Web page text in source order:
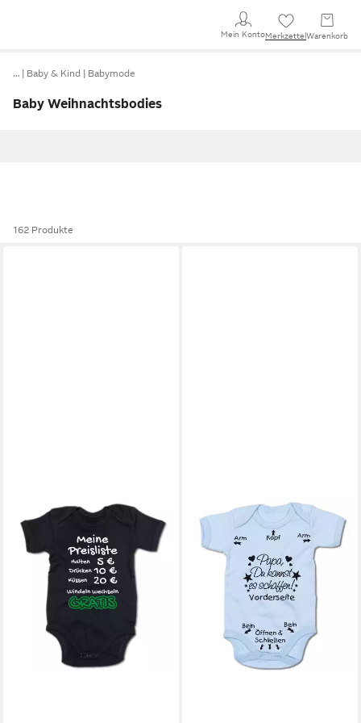
Mein KontoMerkzettel Warenkorb
… Baby & Kind Babymode
Baby Weihnachtsbodies
162 Produkte